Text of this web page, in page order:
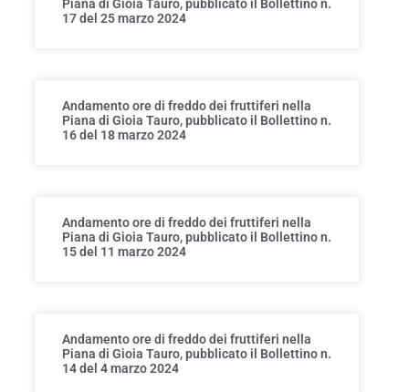
Piana di Gioia Tauro, pubblicato il Bollettino n.
17 del 25 marzo 2024
Andamento ore di freddo dei fruttiferi nella
Piana di Gioia Tauro, pubblicato il Bollettino n.
16 del 18 marzo 2024
Andamento ore di freddo dei fruttiferi nella
Piana di Gioia Tauro, pubblicato il Bollettino n.
15 del 11 marzo 2024
Andamento ore di freddo dei fruttiferi nella
Piana di Gioia Tauro, pubblicato il Bollettino n.
14 del 4 marzo 2024